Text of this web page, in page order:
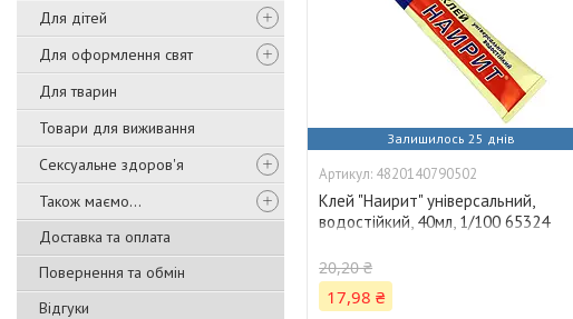
Для дітей
Для оформлення свят
Для тварин
Товари для виживання
Сексуальне здоров'я
Також маємо...
Доставка та оплата
Повернення та обмін
Відгуки
Залишилось 25 днів
4820140790502
Клей "Наирит" універсальний,
водостійкий, 40мл, 1/100 65324
20,20 ₴
17,98 ₴